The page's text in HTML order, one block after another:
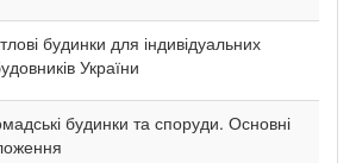
будинки для індивідуальних
України
будинки та споруди. Основні